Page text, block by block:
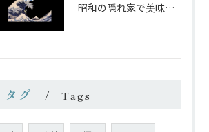
昭和の隠れ家で美味しい一杯を
タグ Tags